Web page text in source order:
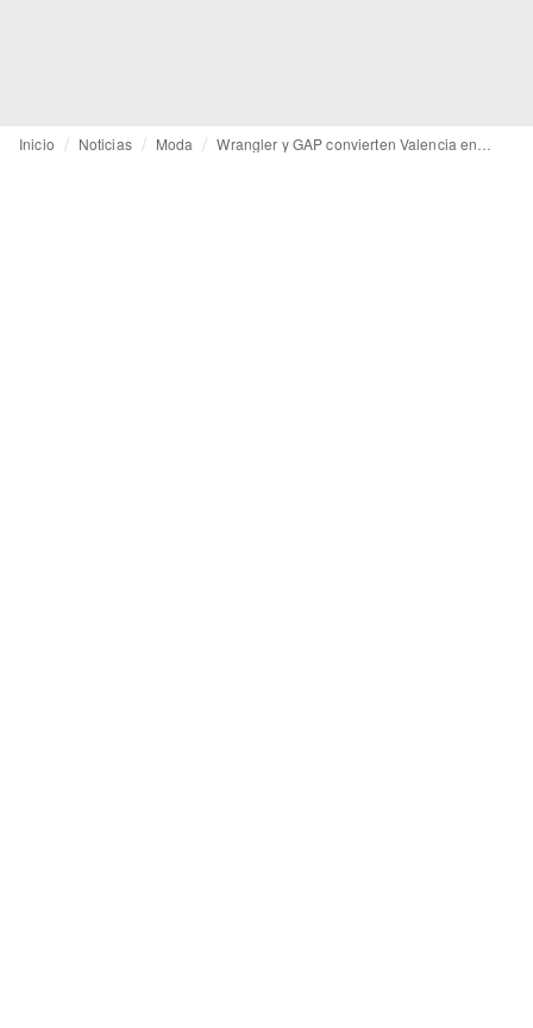
Inicio Noticias Moda